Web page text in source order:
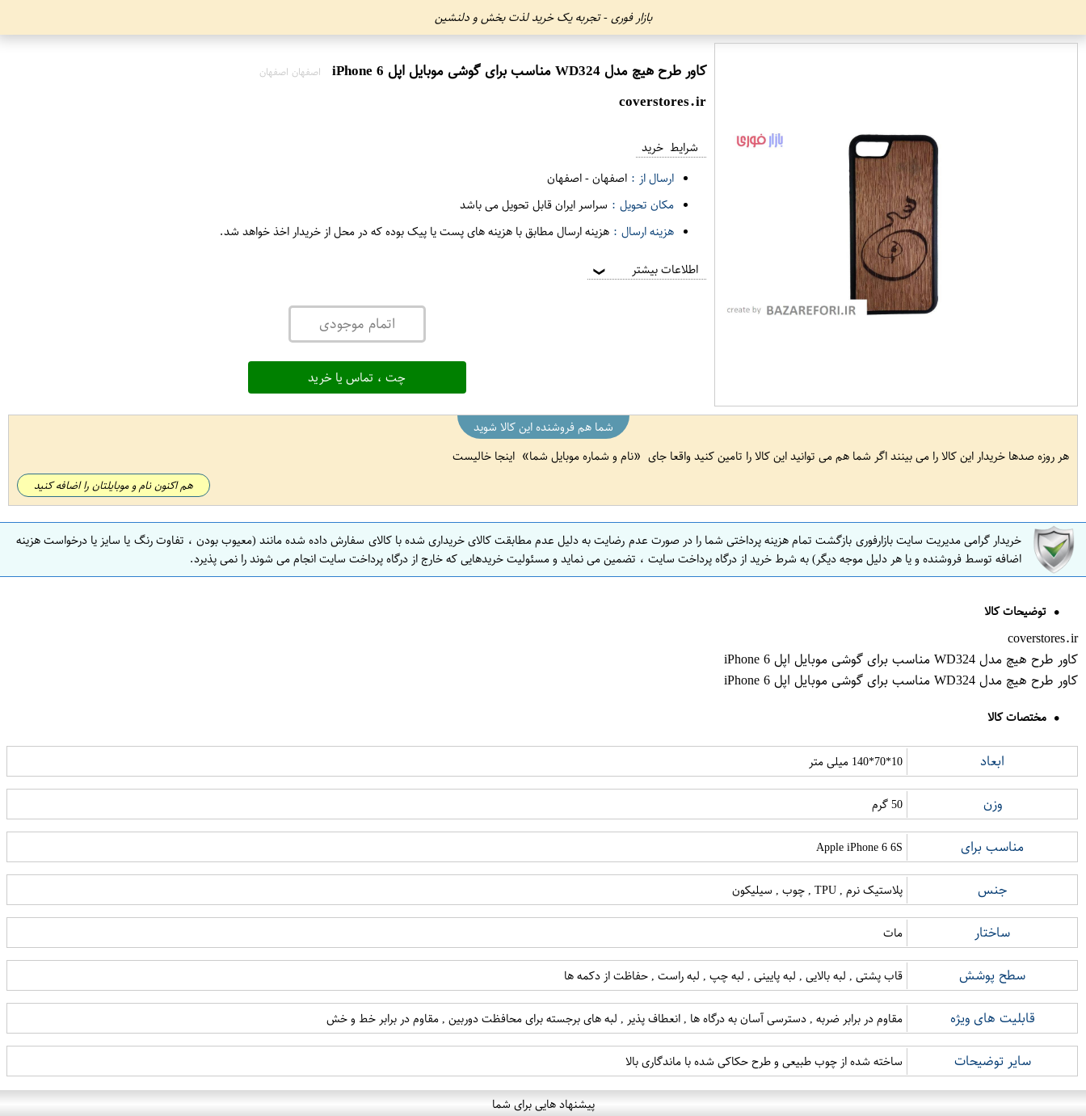
بازار فوری - تجربه یک خرید لذت بخش و دلنشین
کاور طرح هیچ مدل WD324 مناسب برای گوشی موبایل اپل iPhone 6 اصفهان اصفهان
coverstores.ir
شرایط خرید
ارسال از : اصفهان-اصفهان
مکان تحویل : سراسر ایران قابل تحویل می باشد
هزینه ارسال : هزینه ارسال مطابق با هزینه های پست یا پیک بوده که در محل از خریدار اخذ خواهد شد.
اطلاعات بیشتر ❯
اتمام موجودی
چت ، تماس یا خرید
شما هم فروشنده این کالا شوید
هر روزه صدها خریدار این کالا را می بینند اگر شما هم می توانید این کالا را تامین کنید واقعا جای
نام و شماره موبایل شما اینجا خالیست
هم اکنون نام و موبایلتان را اضافه کنید
خریدار گرامی مدیریت سایت بازارفوری بازگشت تمام هزینه پرداختی شما را در صورت عدم رضایت به دلیل عدم مطابقت کالای خریداری شده با کالای سفارش داده شده مانند (معیوب بودن ، تفاوت رنگ یا سایز یا درخواست هزینه
اضافه توسط فروشنده و یا هر دلیل موجه دیگر) به شرط خرید از درگاه پرداخت سایت ، تضمین می نماید و مسئولیت خریدهایی که خارج از درگاه پرداخت سایت انجام می شوند را نمی پذیرد.
توضیحات کالا
coverstores.ir
کاور طرح هیچ مدل WD324 مناسب برای گوشی موبایل اپل iPhone 6
کاور طرح هیچ مدل WD324 مناسب برای گوشی موبایل اپل iPhone 6
مختصات کالا
ابعاد 10*70*140 میلی متر
وزن 50 گرم
مناسب برای Apple iPhone 6 6S
جنس پلاستیک نرم , TPU , چوب , سیلیکون
ساختار مات
سطح پوشش قاب پشتی , لبه بالایی , لبه پایینی , لبه چپ , لبه راست , حفاظت از دکمه ها
قابلیت های ویژه مقاوم در برابر ضربه , دسترسی آسان به درگاه ها , انعطاف پذیر , لبه های برجسته برای محافظت دوربین , مقاوم در برابر خط و خش
سایر توضیحات ساخته شده از چوب طبیعی و طرح حکاکی شده با ماندگاری بالا
پیشنهاد هایی برای شما